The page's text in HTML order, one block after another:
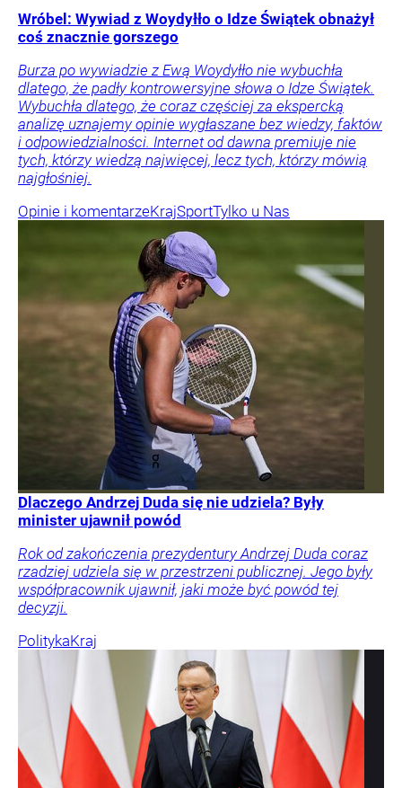
Wróbel: Wywiad z Woydyłło o Idze Świątek obnażył
coś znacznie gorszego
Burza po wywiadzie z Ewą Woydyłło nie wybuchła
dlatego, że padły kontrowersyjne słowa o Idze Świątek.
Wybuchła dlatego, że coraz częściej za ekspercką
analizę uznajemy opinie wygłaszane bez wiedzy, faktów
i odpowiedzialności. Internet od dawna premiuje nie
tych, którzy wiedzą najwięcej, lecz tych, którzy mówią
najgłośniej.
Opinie i komentarzeKrajSportTylko u Nas
Dlaczego Andrzej Duda się nie udziela? Były
minister ujawnił powód
Rok od zakończenia prezydentury Andrzej Duda coraz
rzadziej udziela się w przestrzeni publicznej. Jego były
współpracownik ujawnił, jaki może być powód tej
decyzji.
PolitykaKraj